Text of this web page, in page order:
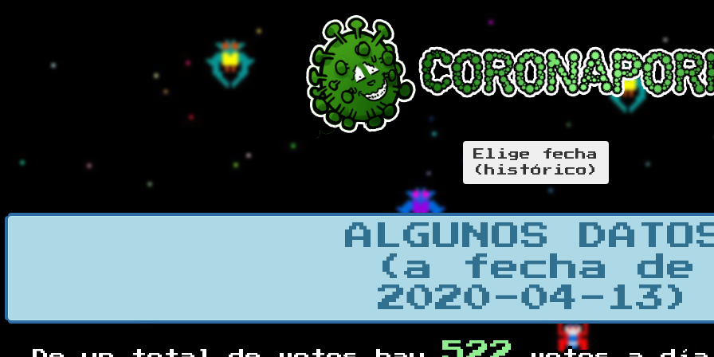
Elige fecha
(histórico)
ALGUNOS
(a fecha de
2020-04-13)